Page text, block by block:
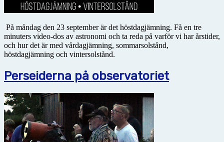
På måndag den 23 september är det höstdagjämning. Få en tre
minuters video-dos av astronomi och ta reda på varför vi har årstider,
och hur det är med vårdagjämning, sommarsolstånd,
höstdagjämning och vintersolstånd.
Perseiderna på observatoriet